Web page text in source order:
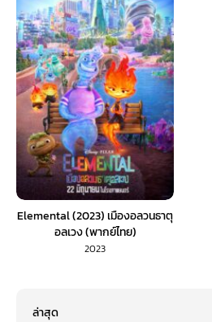
Elemental (2023) เมืองอลวนธาตุ
อลเวง (พากย์ไทย)
2023
ล่าสุด